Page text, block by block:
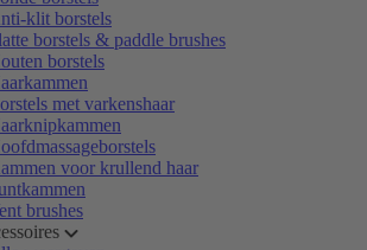
klit borstels
borstels & paddle brushes
borstels
met varkenshaar
voor krullend haar
brushes